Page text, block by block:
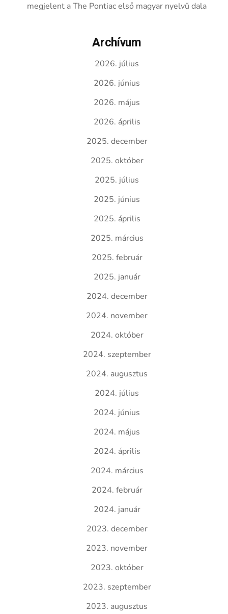
megjelent a The Pontiac első magyar nyelvű dala
Archívum
2026. július
2026. június
2026. május
2026. április
2025. december
2025. október
2025. július
2025. június
2025. április
2025. március
2025. február
2025. január
2024. december
2024. november
2024. október
2024. szeptember
2024. augusztus
2024. július
2024. június
2024. május
2024. április
2024. március
2024. február
2024. január
2023. december
2023. november
2023. október
2023. szeptember
2023. augusztus